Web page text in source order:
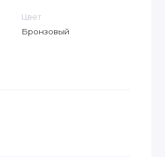
Цвет
Бронзовый